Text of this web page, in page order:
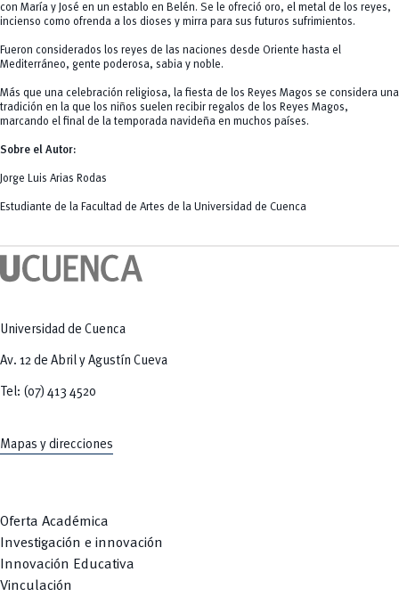
con María y José en un establo en Belén. Se le ofreció oro, el metal de los reyes,
incienso como ofrenda a los dioses y mirra para sus futuros sufrimientos.
Fueron considerados los reyes de las naciones desde Oriente hasta el
Mediterráneo, gente poderosa, sabia y noble.
Más que una celebración religiosa, la fiesta de los Reyes Magos se considera una
tradición en la que los niños suelen recibir regalos de los Reyes Magos,
marcando el final de la temporada navideña en muchos países.
Sobre el Autor:
Jorge Luis Arias Rodas
Estudiante de la Facultad de Artes de la Universidad de Cuenca
Universidad de Cuenca
Av. 12 de Abril y Agustín Cueva
Tel: (07) 413 4520
Mapas y direcciones
Oferta Académica
Investigación e innovación
Innovación Educativa
Vinculación